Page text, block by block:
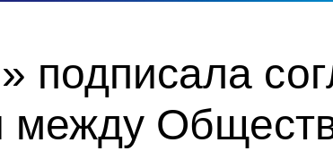
подписала
между